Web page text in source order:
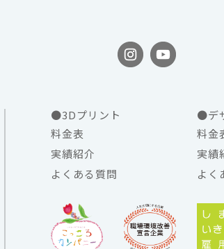
●3Dプリント
料金表
実績紹介
よくある質問
●デ
料金
実績
よく